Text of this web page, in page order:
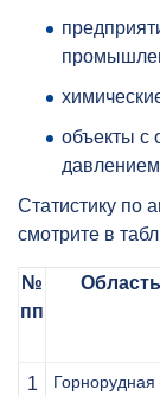
объекты с
Статистику по
смотрите в
№
пп
1